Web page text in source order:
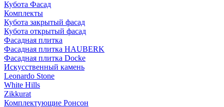
Кубота Фасад
Комплекты
Кубота закрытый фасад
Кубота открытый фасад
Фасадная плитка
Фасадная плитка HAUBERK
Фасадная плитка Docke
Искусственный камень
Leonardo Stone
White Hills
Zikkurat
Комплектующие Ронсон